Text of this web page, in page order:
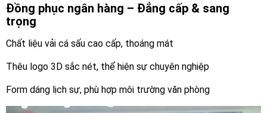
Đồng phục ngân hàng – Đẳng cấp & sang
trọng
Chất liệu vải cá sấu cao cấp, thoáng mát
Thêu logo 3D sắc nét, thể hiện sự chuyên nghiệp
Form dáng lịch sự, phù hợp môi trường văn phòng